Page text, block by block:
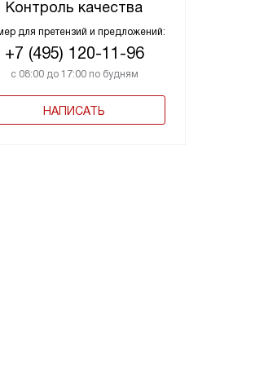
Контроль качества
для претензий и предложений:
+7 (495) 120-11-96
с 08:00 до 17:00 по будням
НАПИСАТЬ